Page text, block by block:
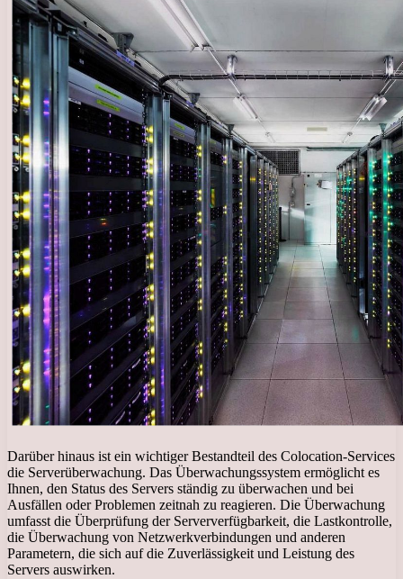
Darüber hinaus ist ein wichtiger Bestandteil des Colocation-Services
die Serverüberwachung. Das Überwachungssystem ermöglicht es
Ihnen, den Status des Servers ständig zu überwachen und bei
Ausfällen oder Problemen zeitnah zu reagieren. Die Überwachung
umfasst die Überprüfung der Serververfügbarkeit, die Lastkontrolle,
die Überwachung von Netzwerkverbindungen und anderen
Parametern, die sich auf die Zuverlässigkeit und Leistung des
Servers auswirken.